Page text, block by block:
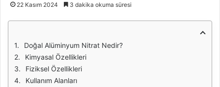
22 Kasım 2024 3 dakika okuma süresi
Doğal Alüminyum Nitrat Nedir?
Kimyasal Özellikleri
Fiziksel Özellikleri
Kullanım Alanları